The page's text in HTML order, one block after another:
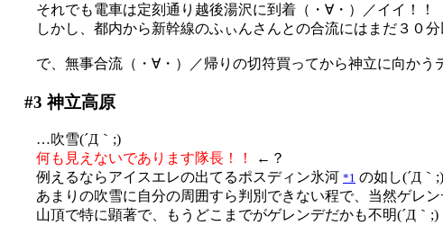
それでも電車は定刻通り越後湯沢に到着（・∀・）／イイ！！
しかし、都内から新幹線のふぃんさんとの合流にはまだ３０
で、無事合流（・∀・）／帰りの切符買ってから神立に向かう
#3 神立高原
…吹雪(´Д｀;)
何も見えないであります隊長！！
←？
例えるならアイスエレの出てるポスディン氷河 *1 の如し(´Д｀;)
あまりの吹雪に自分の周囲すら判別できない程で、当然ゲレ
山頂で特に顕著で、もうどこまでがゲレンデだかも不明(´Д｀;)